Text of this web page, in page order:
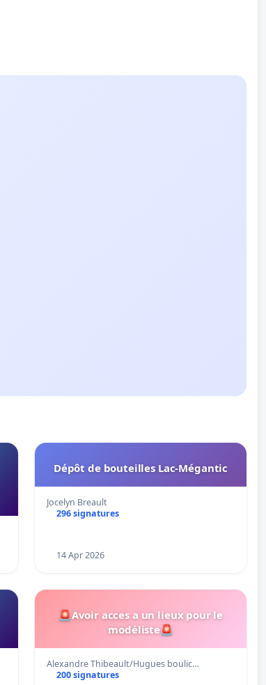
Dépôt de bouteilles Lac-Mégantic
Jocelyn Breault
296 signatures
14 Apr 2026
🚨Avoir acces a un lieux pour le
modéliste🚨
Alexandre Thibeault/Hugues boulic…
200 signatures